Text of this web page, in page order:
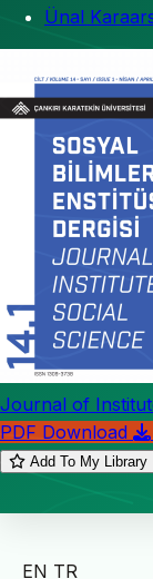
Ünal
Journal of
PDF Download
Add To My Library
EN TR